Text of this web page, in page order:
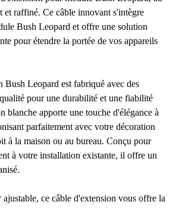
et raffiné. Ce câble innovant s'intègre
Bush Leopard et offre une solution
pour étendre la portée de vos appareils
Bush Leopard est fabriqué avec des
pour une durabilité et une fiabilité
blanche apporte une touche d'élégance à
parfaitement avec votre décoration
à la maison ou au bureau. Conçu pour
à votre installation existante, il offre un
ajustable, ce câble d'extension vous offre la